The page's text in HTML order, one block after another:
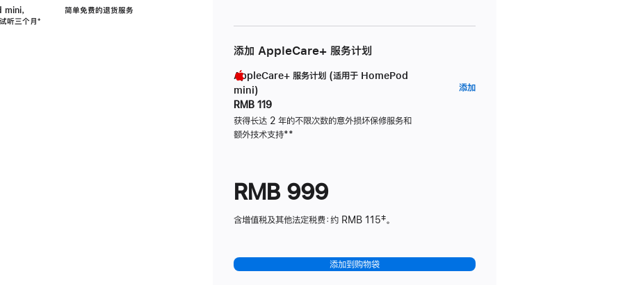
，
听三个月脚
⁺
简单免费的退货服务
添加 AppleCare+ 服务计划
AppleCare+ 服务计划 (适用于 HomePod
mini)
RMB 119
获得长达 2 年的不限次数的意外损坏保修服务和
额外技术支持脚
**
添加AppleCare+
RMB 999
含增值税及其他法定税费：约 RMB 115‡。
添加到购物袋